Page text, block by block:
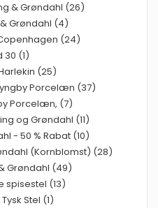
& Grøndahl (26)
Grøndahl (4)
(24)
30 (1)
(25)
Porcelæn (37)
Porcelæn, (7)
og Grøndahl (11)
- 50 % Rabat (10)
(Kornblomst) (28)
Grøndahl (49)
spisestel (13)
Stel (1)